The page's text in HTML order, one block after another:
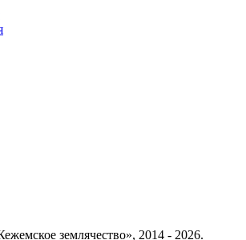
землячество», 2014 - 2026.